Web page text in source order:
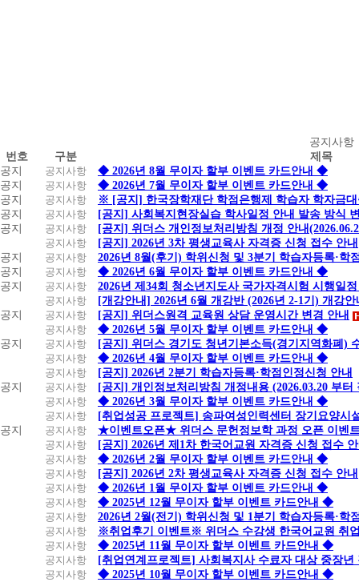
지
사
항
공지사항
번호
구분
제목
공지
공지사항
◆ 2026년 8월 무이자 할부 이벤트 카드안내 ◆
공지
공지사항
◆ 2026년 7월 무이자 할부 이벤트 카드안내 ◆
공지
공지사항
※ [공지] 한국장학재단 학점은행제 학습자 학자금
공지
공지사항
[공지] 사회복지현장실습 학사일정 안내 발송 방식
공지
공지사항
[공지] 위더스 개인정보처리방침 개정 안내
공지사항
[공지] 2026년 3차 평생교육사 자격증 신청 접수 안내
공지
공지사항
2026년 8월(후기) 학위신청 및 3분기 학습자등록·학
공지
공지사항
◆ 2026년 6월 무이자 할부 이벤트 카드안내 ◆
공지
공지사항
2026년 제34회 청소년지도사 국가자격시험 시행일
공지사항
[개강안내] 2026년 6월 개강반 (2026년 2-1기) 개강안
공지
공지사항
[공지] 위더스원격 교육원 상담 운영시간 변경 안내
공지사항
◆ 2026년 5월 무이자 할부 이벤트 카드안내 ◆
공지
공지사항
[공지] 위더스 경기도 청년기본소득(경기지역화폐)
공지사항
◆ 2026년 4월 무이자 할부 이벤트 카드안내 ◆
공지사항
[공지] 2026년 2분기 학습자등록·학점인정신청 안내
공지
공지사항
[공지] 개인정보처리방침 개정내용 (2026.03.20 부터
공지사항
◆ 2026년 3월 무이자 할부 이벤트 카드안내 ◆
공지사항
[취업성공 프로젝트] 송파여성인력센터 장기요양시
공지
공지사항
★이벤트오픈★ 위더스 문헌정보학 과정 오픈 이벤
공지사항
[공지] 2026년 제1차 한국어교원 자격증 신청 접수
공지사항
◆ 2026년 2월 무이자 할부 이벤트 카드안내 ◆
공지사항
[공지] 2026년 2차 평생교육사 자격증 신청 접수 안내
공지사항
◆ 2026년 1월 무이자 할부 이벤트 카드안내 ◆
공지사항
◆ 2025년 12월 무이자 할부 이벤트 카드안내 ◆
공지사항
2026년 2월(전기) 학위신청 및 1분기 학습자등록·학
공지사항
※취업후기 이벤트※ 위더스 수강생 한국어교원 취
공지사항
◆ 2025년 11월 무이자 할부 이벤트 카드안내 ◆
공지사항
[취업연계프로젝트] 사회복지사 수료자 대상 중장
공지사항
◆ 2025년 10월 무이자 할부 이벤트 카드안내 ◆